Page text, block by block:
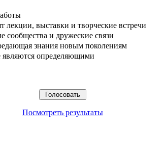
лекции, выставки и творческие встречи
сообщества и дружеские связи
знания новым поколениям
являются определяющими
Посмотреть результаты